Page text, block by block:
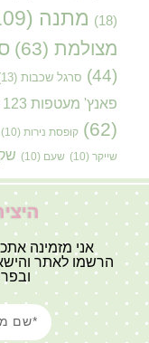
(18) מתנה (109)
מצולמת (63)
(44)
סרגל שכבות (13)
פאנץ' מעטפות 123
(62)
קופסת נירות (10)
שייקר (10) שעם (10)
אני מזמינה
הרשמו לאתר